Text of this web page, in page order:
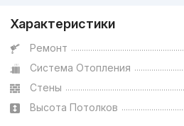
Характеристики
Ремонт
Система Отопления
Стены
Высота Потолков